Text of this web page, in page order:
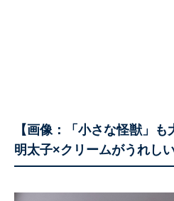
【画像：「小さな怪獣」
明太子×クリームがうれしい